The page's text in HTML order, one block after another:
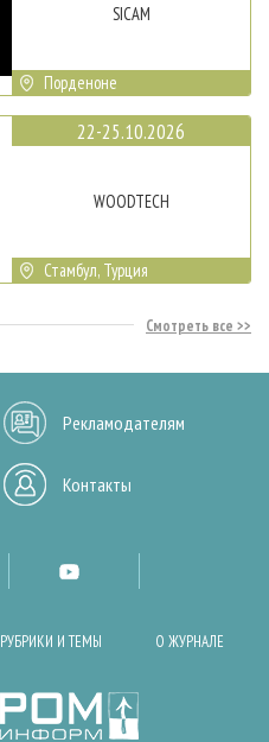
SICAM
Порденоне
22-25.10.2026
WOODTECH
Стамбул, Турция
Смотреть все
Рекламодателям
Контакты
РУБРИКИ И ТЕМЫ О ЖУРНАЛЕ